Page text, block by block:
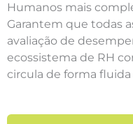
Humanos mais
Garantem que todas
avaliação de
ecossistema de RH
circula de forma